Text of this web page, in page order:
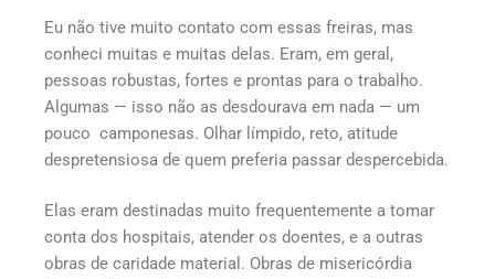
Eu não tive muito contato com essas freiras, mas
conheci muitas e muitas delas. Eram, em geral,
pessoas robustas, fortes e prontas para o trabalho.
Algumas — isso não as desdourava em nada — um
pouco camponesas. Olhar límpido, reto, atitude
despretensiosa de quem preferia passar despercebida.
Elas eram destinadas muito frequentemente a tomar
conta dos hospitais, atender os doentes, e a outras
obras de caridade material. Obras de misericórdia